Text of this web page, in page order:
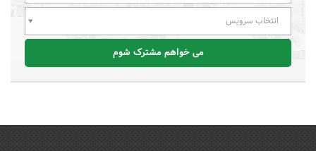
انتخاب سرویس
می خواهم مشترک شوم